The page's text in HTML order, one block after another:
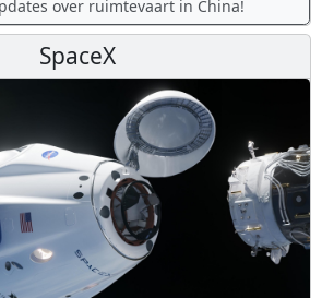
over ruimtevaart in China!
SpaceX